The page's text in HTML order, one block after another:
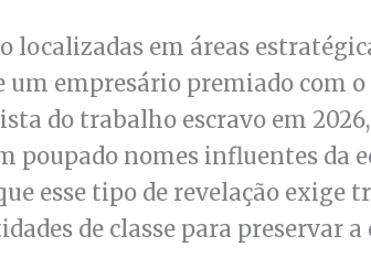
localizadas em áreas
um empresário premiado com
do trabalho escravo em
poupado nomes influentes da
esse tipo de revelação exige
de classe para preservar